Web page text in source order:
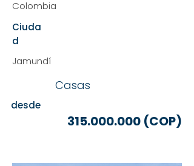
Colombia
Ciuda
d
Jamundí
Casas
desde
315.000.000 (COP)